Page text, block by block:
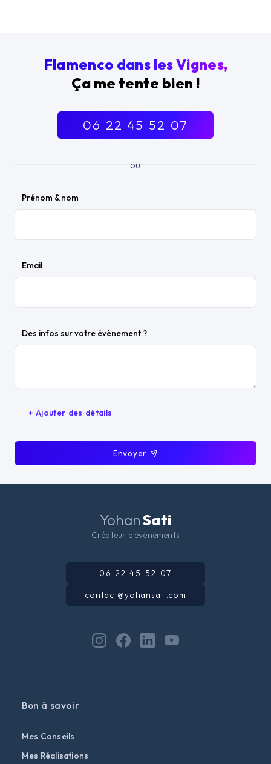
Flamenco dans les Vignes,
Ça me tente bien !
06 22 45 52 07
ou
Prénom & nom
Email
Des infos sur votre évènement ?
+ Ajouter des détails
Envoyer
YohanSati
Créateur d'évènements
06 22 45 52 07
contact@yohansati.com
Bon à savoir
Mes Conseils
Mes Réalisations